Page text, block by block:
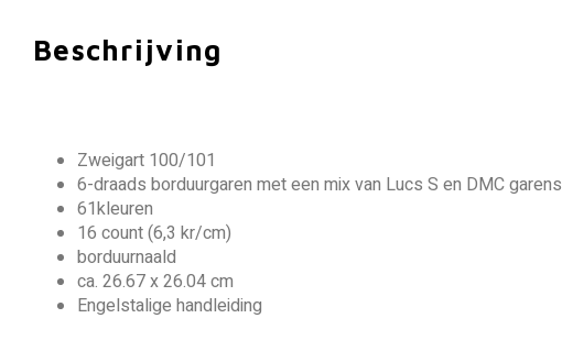
Beschrijving
Zweigart 100/101
6-draads borduurgaren met een mix van Lucs S en DMC garens
61kleuren
16 count (6,3 kr/cm)
borduurnaald
ca. 26.67 x 26.04 cm
Engelstalige handleiding